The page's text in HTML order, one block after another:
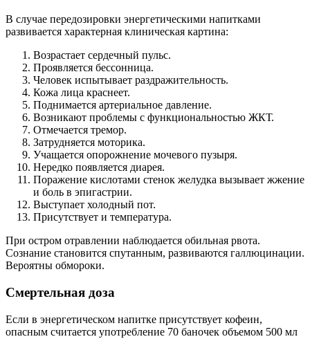
В случае передозировки энергетическими напитками
развивается характерная клиническая картина:
Возрастает сердечный пульс.
Проявляется бессонница.
Человек испытывает раздражительность.
Кожа лица краснеет.
Поднимается артериальное давление.
Возникают проблемы с функциональностью ЖКТ.
Отмечается тремор.
Затрудняется моторика.
Учащается опорожнение мочевого пузыря.
Нередко появляется диарея.
Поражение кислотами стенок желудка вызывает жжение
и боль в эпигастрии.
Выступает холодный пот.
Присутствует и температура.
При остром отравлении наблюдается обильная рвота.
Сознание становится спутанным, развиваются галлюцинации.
Вероятны обмороки.
Смертельная доза
Если в энергетическом напитке присутствует кофеин,
опасным считается употребление 70 баночек объемом 500 мл